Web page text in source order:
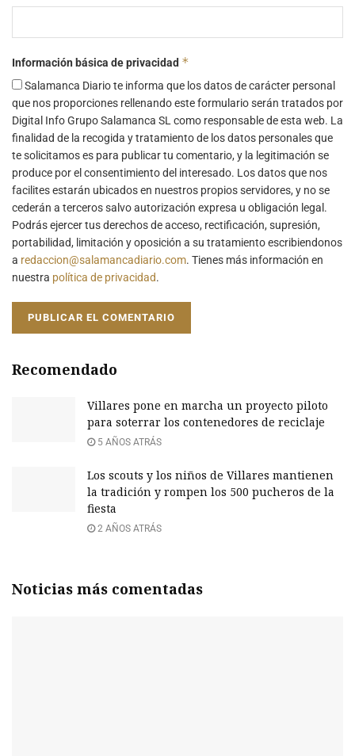
Información básica de privacidad *
Salamanca Diario te informa que los datos de carácter personal
que nos proporciones rellenando este formulario serán tratados por
Digital Info Grupo Salamanca SL como responsable de esta web. La
finalidad de la recogida y tratamiento de los datos personales que
te solicitamos es para publicar tu comentario, y la legitimación se
produce por el consentimiento del interesado. Los datos que nos
facilites estarán ubicados en nuestros propios servidores, y no se
cederán a terceros salvo autorización expresa u obligación legal.
Podrás ejercer tus derechos de acceso, rectificación, supresión,
portabilidad, limitación y oposición a su tratamiento escribiendonos
a redaccion@salamancadiario.com. Tienes más información en
nuestra política de privacidad.
Recomendado
Villares pone en marcha un proyecto piloto
para soterrar los contenedores de reciclaje
5 AÑOS ATRÁS
Los scouts y los niños de Villares mantienen
la tradición y rompen los 500 pucheros de la
fiesta
2 AÑOS ATRÁS
Noticias más comentadas